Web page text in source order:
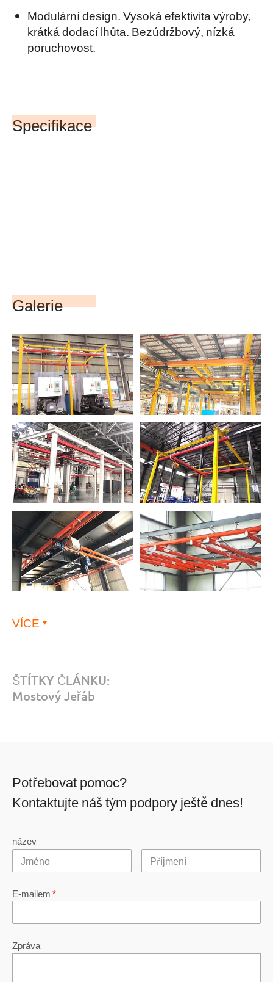
Modulární design. Vysoká efektivita výroby,
krátká dodací lhůta. Bezúdržbový, nízká
poruchovost.
Specifikace
Galerie
VÍCE
ŠTÍTKY ČLÁNKU:
Mostový Jeřáb
Potřebovat pomoc?
Kontaktujte náš tým podpory ještě dnes!
název
E-mailem *
Zpráva